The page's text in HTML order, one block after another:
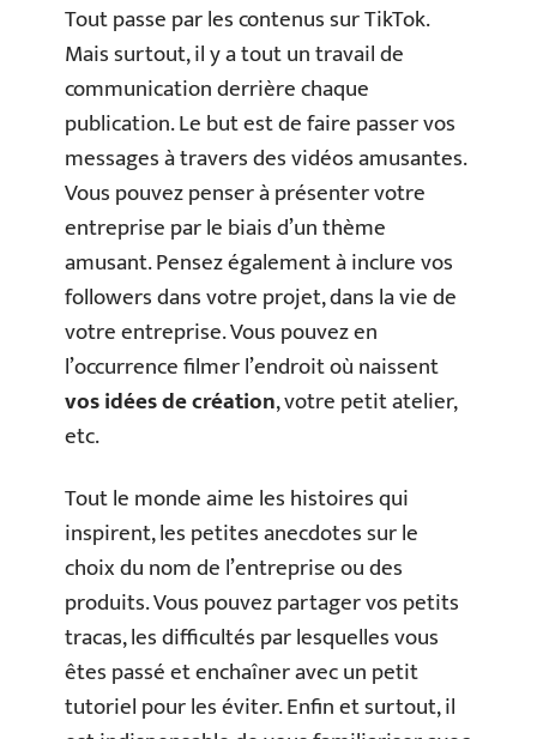
Tout passe par les contenus sur TikTok.
Mais surtout, il y a tout un travail de
communication derrière chaque
publication. Le but est de faire passer vos
messages à travers des vidéos amusantes.
Vous pouvez penser à présenter votre
entreprise par le biais d’un thème
amusant. Pensez également à inclure vos
followers dans votre projet, dans la vie de
votre entreprise. Vous pouvez en
l’occurrence filmer l’endroit où naissent
vos idées de création, votre petit atelier,
etc.
Tout le monde aime les histoires qui
inspirent, les petites anecdotes sur le
choix du nom de l’entreprise ou des
produits. Vous pouvez partager vos petits
tracas, les difficultés par lesquelles vous
êtes passé et enchaîner avec un petit
tutoriel pour les éviter. Enfin et surtout, il